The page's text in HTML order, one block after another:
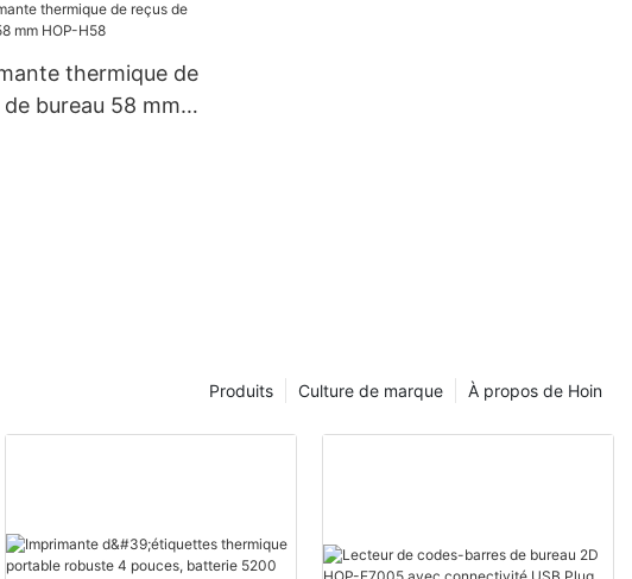
thermique de
de bureau 58 mm
À propos de Hoin
Culture de marque
Produits